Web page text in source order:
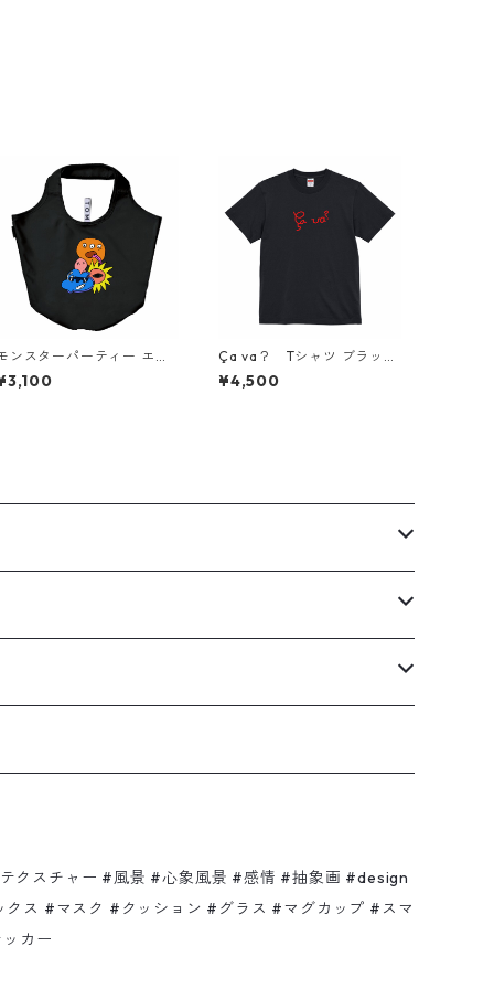
ンスターパーティー エコ
ッグ eco bag simple
Ça va？ Tシャツ ブラック
フランス語 筆記体 アートデ
ザインTシャツ simple fashi
¥4,500
クスチャー #風景 #心象風景 #感情 #抽象画 #design
#マスク #クッション #グラス #マグカップ #スマ
カー